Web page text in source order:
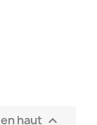
haut 